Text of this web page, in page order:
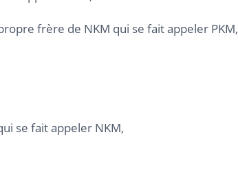
frère de NKM qui se fait appeler PKM,
se fait appeler NKM,